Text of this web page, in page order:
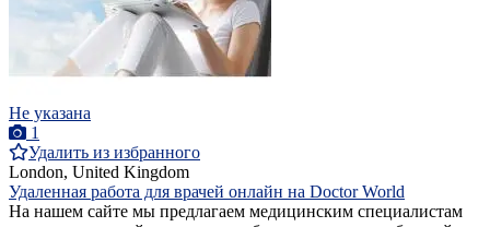
Не указана
1
Удалить из избранного
London, United Kingdom
Удаленная работа для врачей онлайн на Doctor World
На нашем сайте мы предлагаем медицинским специалистам